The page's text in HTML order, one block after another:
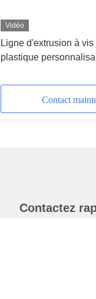
Vidéo
Ligne d'extrusion à
plastique
ABS
Contact
Contactez